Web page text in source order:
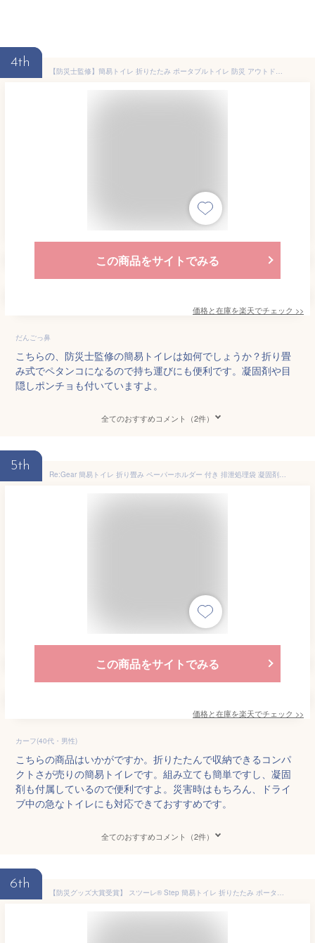
4th
【防災士監修】簡易トイレ 折りたたみ ポータブルトイレ 防災 アウトドア 介護用 にも使える 携帯トイレ 20回分 凝固剤 汚物袋 収納袋 手袋 テッシュ 目隠しポンチョ 手持ち収納袋付き 耐荷重200kg 【1年保証＆日本語説明書＆防災ガイドブック付き】
この商品をサイトでみる
価格と在庫を楽天でチェック >>
だんごっ鼻
こちらの、防災士監修の簡易トイレは如何でしょうか？折り畳
み式でペタンコになるので持ち運びにも便利です。凝固剤や目
隠しポンチョも付いていますよ。
全てのおすすめコメント（2件）
5th
Re:Gear 簡易トイレ 折り畳み ペーパーホルダー 付き 排泄処理袋 凝固剤 12回分セット 防災 携帯 椅子式 非常用トイレ キャンプ アウトドア 車載 防災 災害 折りたたみ 簡易トイレ 防災グッズ 災害用トイレ ポータブルトイレ
この商品をサイトでみる
価格と在庫を楽天でチェック >>
カーフ(40代・男性)
こちらの商品はいかがですか。折りたたんで収納できるコンパ
クトさが売りの簡易トイレです。組み立ても簡単ですし、凝固
剤も付属しているので便利ですよ。災害時はもちろん、ドライ
ブ中の急なトイレにも対応できておすすめです。
全てのおすすめコメント（2件）
6th
【防災グッズ大賞受賞】 スツーレ® Step 簡易トイレ 折りたたみ ポータブルトイレ 携帯トイレ 防災トイレ 災害用 非常用 防災グッズ 耐荷重150kg 排便袋&凝固剤つき